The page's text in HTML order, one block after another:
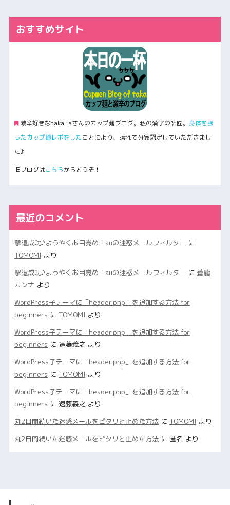
おすすめサイト
激辛好きなtaka :aさんのカップ麺ブログ。私の漢字の師匠。 身体を張
ったカップ麺レポをしたことにより、晴れて分家認定していただきまし
た♪
旧ブログはこちらからどうぞ！
最近のコメント
撃退成功♪ようやくお目覚め！auの迷惑メールフィルター に
TOMOMI より
撃退成功♪ようやくお目覚め！auの迷惑メールフィルター に 蒼龍
カンナ より
WordPress子テーマに「header.php」を追加する方法 for
beginners に TOMOMI より
WordPress子テーマに「header.php」を追加する方法 for
beginners に 遠藤義之 より
WordPress子テーマに「header.php」を追加する方法 for
beginners に TOMOMI より
WordPress子テーマに「header.php」を追加する方法 for
beginners に 遠藤義之 より
丸2日間続いた迷惑メールをピタリと止めた方法に TOMOMI より
丸2日間続いた迷惑メールをピタリと止めた方法に 匿名 より